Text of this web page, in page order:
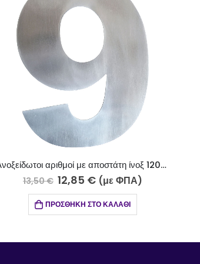
Ανοξείδωτοι αριθμοί με αποστάτη ίνοξ 120-13Α
36,00€–330,00
ΕΠΙΛΟΓΉ